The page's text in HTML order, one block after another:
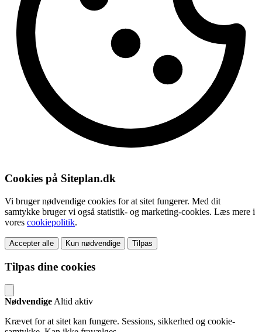
Cookies på Siteplan.dk
Vi bruger nødvendige cookies for at sitet fungerer. Med dit
samtykke bruger vi også statistik- og marketing-cookies. Læs mere i
vores cookiepolitik.
Accepter alle Kun nødvendige Tilpas
Tilpas dine cookies
NødvendigeAltid aktiv
Krævet for at sitet kan fungere. Sessions, sikkerhed og cookie-